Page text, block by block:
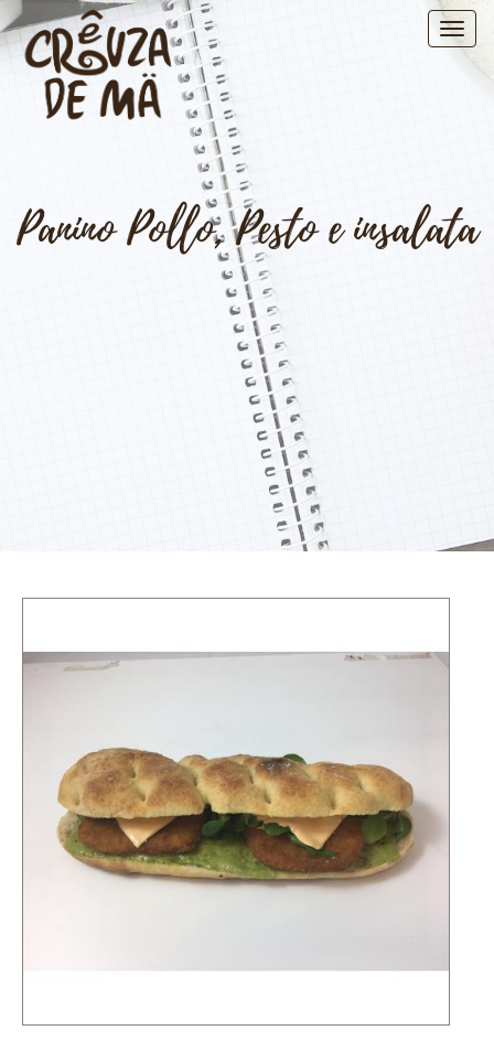
Panino Pollo, Pesto e insalata